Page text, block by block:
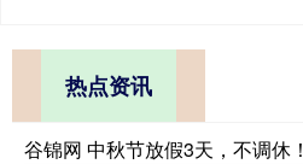
热点资讯
谷锦网 中秋节放假3天，不调休！